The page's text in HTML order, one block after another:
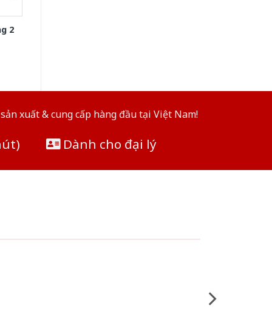
2
xuất & cung cấp hàng đầu tại Việt Nam!
Dành cho đại lý